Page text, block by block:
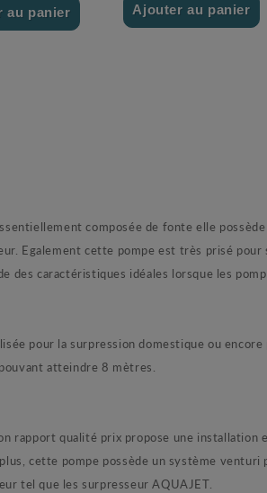
au panier Ajouter au panier
composée de fonte elle
Egalement cette pompe est très prisé
des caractéristiques idéales lorsque les
la surpression domestique ou encore
atteindre 8 mètres.
qualité prix propose une installation
cette pompe possède un système venturi
tel que les surpresseur AQUAJET.